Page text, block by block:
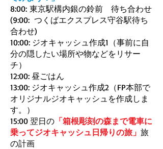
8:00: 東京駅構内銀の鈴前 待ち合わせ
(9:00: つくばエクスプレス守谷駅待ち
合わせ)
10:00: ジオキャッシュ作成1（事前に自
分の隠したい場所や物などをリサー
チ）
12:00: 昼ごはん
13:00: ジオキャッシュ作成2（FP本部で
オリジナルジオキャッシュを作成しま
す。）
15:00 翌日の 「箱根彫刻の森まで電車に
乗ってジオキャッシュ日帰りの旅」 旅
の計画